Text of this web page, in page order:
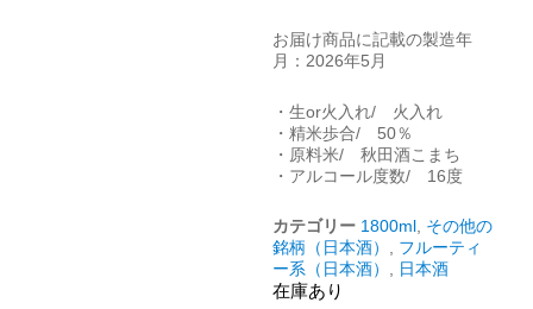
お届け商品に記載の製造年
月：2026年5月
・生or火入れ/ 火入れ
・精米歩合/ 50％
・原料米/ 秋田酒こまち
・アルコール度数/ 16度
カテゴリー 1800ml, その他の
銘柄（日本酒） , フルーティ
ー系（日本酒） , 日本酒
在庫あり